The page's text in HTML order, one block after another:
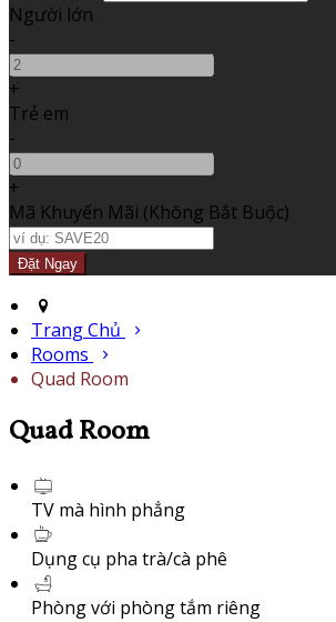
Người lớn
-
+
Trẻ em
-
+
Mã Khuyến Mãi (Không Bắt Buộc)
Trang Chủ
Rooms
Quad Room
Quad Room
TV mà hình phẳng
Dụng cụ pha trà/cà phê
Phòng với phòng tắm riêng